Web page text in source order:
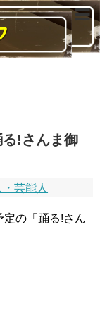
!さんま御
芸能人
定の「踊る!さん